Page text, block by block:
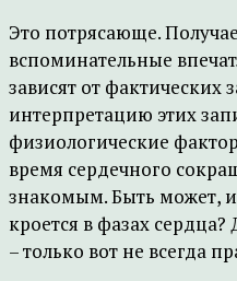
Это потрясающе.
вспоминательные
зависят от фактических
интерпретацию этих
физиологические
время сердечного
знакомым. Быть может,
кроется в фазах
– только вот не всегда